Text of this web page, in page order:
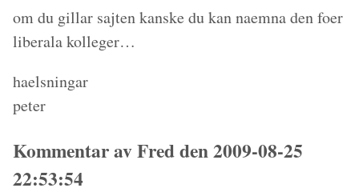
om du gillar sajten kanske du kan naemna den foer
liberala kolleger…
haelsningar
peter
Kommentar av Fred den 2009-08-25
22:53:54